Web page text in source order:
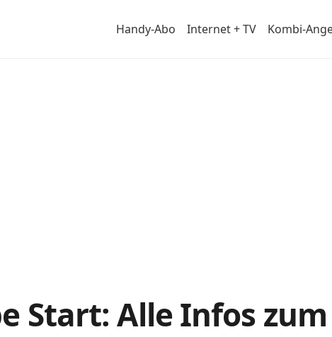
Handy-Abo Internet + TV Kombi-
Start: Alle Infos